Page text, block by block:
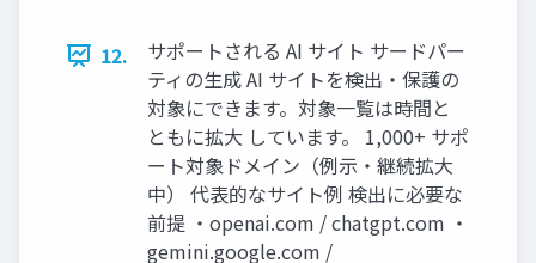
12.
サポートされる AI サイト サードパー
ティの生成 AI サイトを検出・保護の
対象にできます。対象一覧は時間と
ともに拡大 しています。 1,000+ サポ
ート対象ドメイン（例示・継続拡大
中） 代表的なサイト例 検出に必要な
前提 ・openai.com / chatgpt.com ・
gemini.google.com /